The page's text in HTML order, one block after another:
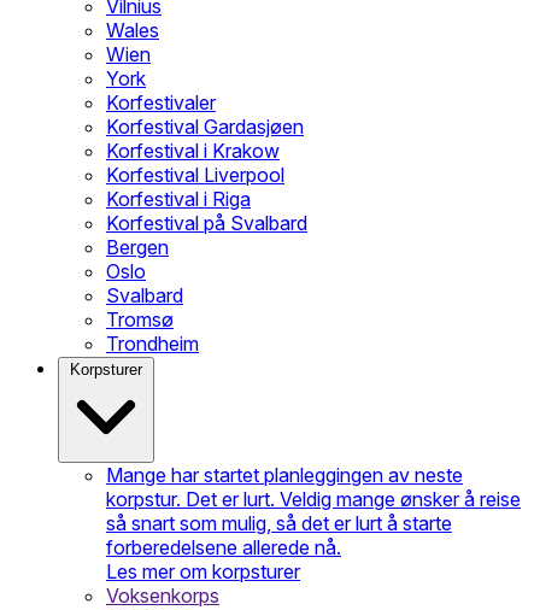
Vilnius
Wales
Wien
York
Korfestivaler
Korfestival Gardasjøen
Korfestival i Krakow
Korfestival Liverpool
Korfestival i Riga
Korfestival på Svalbard
Bergen
Oslo
Svalbard
Tromsø
Trondheim
Korpsturer
Mange har startet planleggingen av neste
korpstur. Det er lurt. Veldig mange ønsker å reise
så snart som mulig, så det er lurt å starte
forberedelsene allerede nå.
Les mer om korpsturer
Voksenkorps